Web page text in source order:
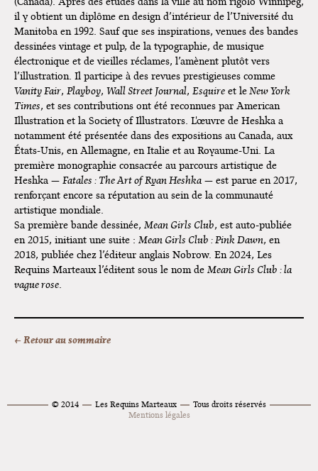
il y obtient un diplôme en design d’intérieur de l’Université du
Manitoba en 1992. Sauf que ses inspirations, venues des bandes
dessinées vintage et pulp, de la typographie, de musique
électronique et de vieilles réclames, l’amènent plutôt vers
l’illustration. Il participe à des revues prestigieuses comme
Vanity Fair, Playboy, Wall Street Journal, Esquire et leNew York
Times, et ses contributions ont été reconnues par American
Illustration et la Society of Illustrators. L'œuvre de Heshka a
notamment été présentée dans des expositions au Canada, aux
États-Unis, en Allemagne, en Italie et au Royaume-Uni. La
première monographie consacrée au parcours artistique de
Heshka — Fatales : The Art of Ryan Heshka — est parue en 2017,
renforçant encore sa réputation au sein de la communauté
artistique mondiale.
Sa première bande dessinée, Mean Girls Club, est auto-publiée
en 2015, initiant une suite : Mean Girls Club : Pink Dawn, en
2018, publiée chez l’éditeur anglais Nobrow. En 2024, Les
Requins Marteaux l’éditent sous le nom de Mean Girls Club : la
vague rose.
← Retour au sommaire
© 2014 Les Requins Marteaux
Tous droits réservés
Mentions légales
Superette de noël à Pola
L'exposition de Fungirl à
Montpellier !
Lancements de "Ras le bol" de
Cardon
Exposition "Fungirl : Funeral
Home" à Colomiers
Tournée "Vulva Viking" : Elizabeth
Pich à Paris et Vincennes !
Bruxelles